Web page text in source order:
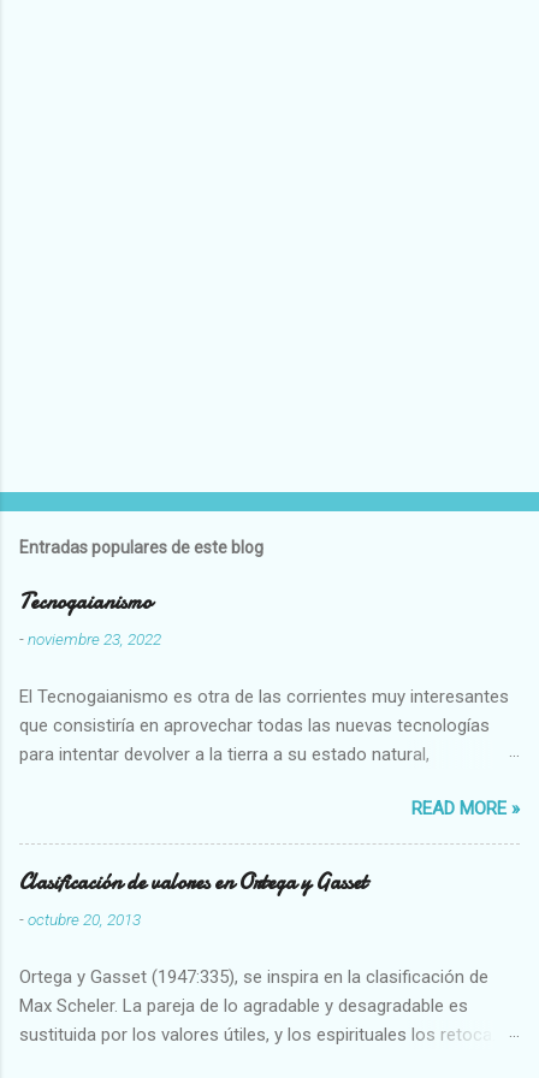
Entradas populares de este blog
Tecnogaianismo
-noviembre 23, 2022
El Tecnogaianismo es otra de las corrientes muy interesantes
que consistiría en aprovechar todas las nuevas tecnologías
para intentar devolver a la tierra a su estado natural,
READ MORE »
Clasificación de valores en Ortega y Gasset
-octubre 20, 2013
Ortega y Gasset (1947:335), se inspira en la clasificación de
Max Scheler. La pareja de lo agradable y desagradable es
sustituida por los valores útiles, y los espirituales los retoca.